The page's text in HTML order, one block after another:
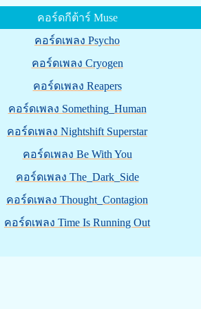
คอร์ดกีต้าร์ Muse
คอร์ดเพลง Psycho
คอร์ดเพลง Cryogen
คอร์ดเพลง Reapers
คอร์ดเพลง Something_Human
คอร์ดเพลง Nightshift Superstar
คอร์ดเพลง Be With You
คอร์ดเพลง The_Dark_Side
คอร์ดเพลง Thought_Contagion
คอร์ดเพลง Time Is Running Out